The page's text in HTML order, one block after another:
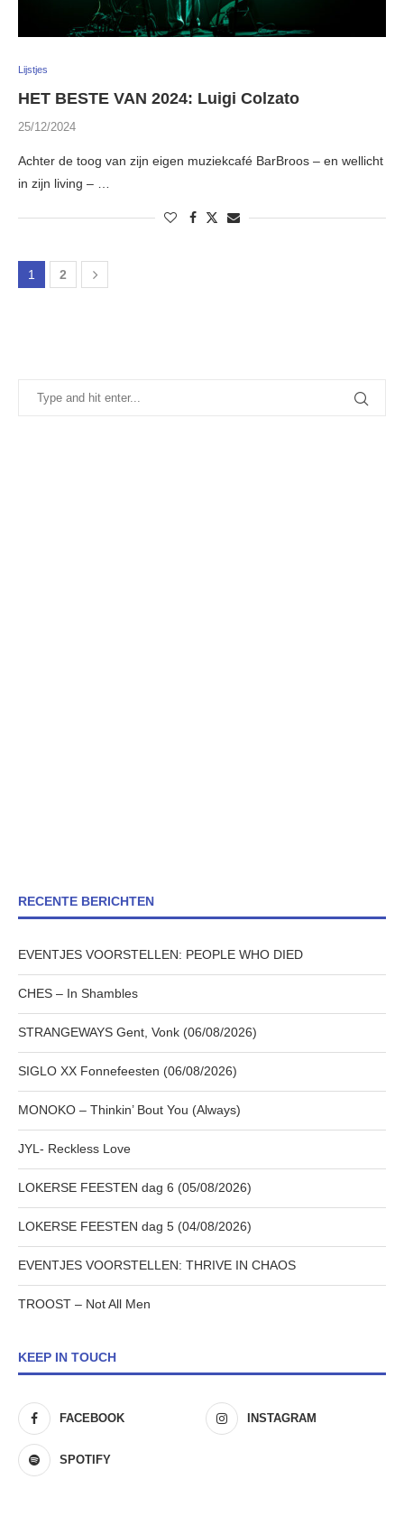
Lijstjes
HET BESTE VAN 2024: Luigi Colzato
25/12/2024
Achter de toog van zijn eigen muziekcafé BarBroos – en wellicht
in zijn living – …
1 2
RECENTE BERICHTEN
EVENTJES VOORSTELLEN: PEOPLE WHO DIED
CHES – In Shambles
STRANGEWAYS Gent, Vonk (06/08/2026)
SIGLO XX Fonnefeesten (06/08/2026)
MONOKO – Thinkin’ Bout You (Always)
JYL- Reckless Love
LOKERSE FEESTEN dag 6 (05/08/2026)
LOKERSE FEESTEN dag 5 (04/08/2026)
EVENTJES VOORSTELLEN: THRIVE IN CHAOS
TROOST – Not All Men
KEEP IN TOUCH
FACEBOOK INSTAGRAM
SPOTIFY